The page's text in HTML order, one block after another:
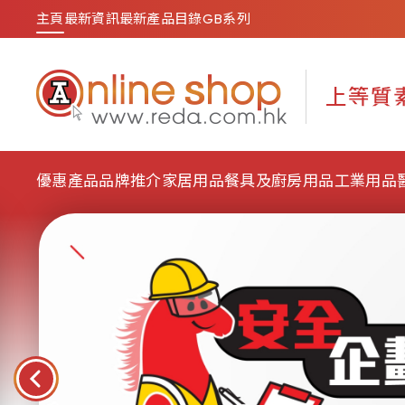
主頁最新資訊最新產品目錄GB系列
優惠產品品牌推介家居用品餐具及廚房用品工業用品